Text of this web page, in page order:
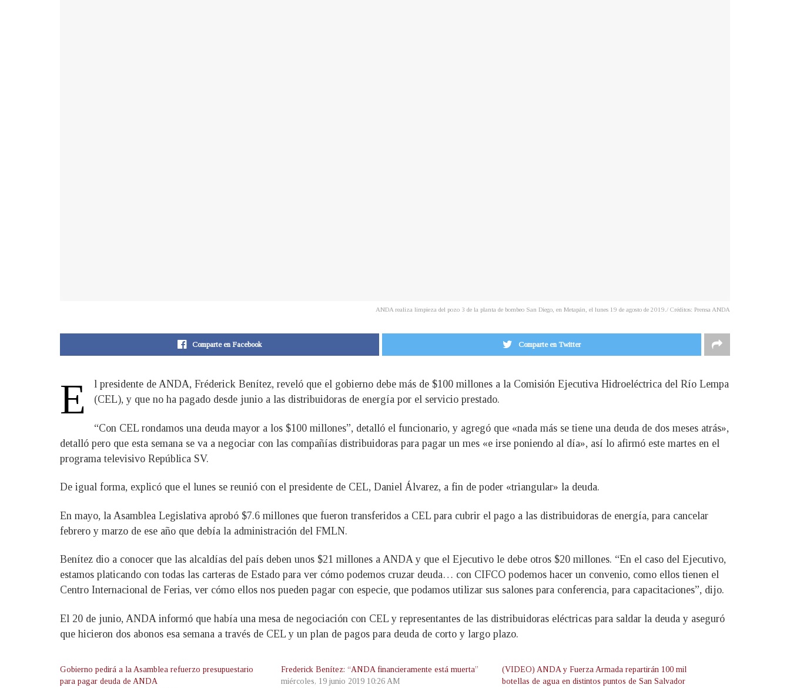
ANDA realiza limpieza del pozo 3 de la planta de bombeo San Diego, en Metapán, el lunes 19 de agosto de 2019./ Créditos: Prensa ANDA
Comparte en Facebook Comparte en Twitter
E
l presidente de ANDA, Fréderick Benítez, reveló que el gobierno debe más de $100 millones a la Comisión Ejecutiva Hidroeléctrica del Río Lempa
(CEL), y que no ha pagado desde junio a las distribuidoras de energía por el servicio prestado.
“Con CEL rondamos una deuda mayor a los $100 millones”, detalló el funcionario, y agregó que «nada más se tiene una deuda de dos meses atrás»,
detalló pero que esta semana se va a negociar con las compañías distribuidoras para pagar un mes «e irse poniendo al día», así lo afirmó este martes en el
programa televisivo República SV.
De igual forma, explicó que el lunes se reunió con el presidente de CEL, Daniel Álvarez, a fin de poder «triangular» la deuda.
En mayo, la Asamblea Legislativa aprobó $7.6 millones que fueron transferidos a CEL para cubrir el pago a las distribuidoras de energía, para cancelar
febrero y marzo de ese año que debía la administración del FMLN.
Benítez dio a conocer que las alcaldías del país deben unos $21 millones a ANDA y que el Ejecutivo le debe otros $20 millones. “En el caso del Ejecutivo,
estamos platicando con todas las carteras de Estado para ver cómo podemos cruzar deuda… con CIFCO podemos hacer un convenio, como ellos tienen el
Centro Internacional de Ferias, ver cómo ellos nos pueden pagar con especie, que podamos utilizar sus salones para conferencia, para capacitaciones”, dijo.
El 20 de junio, ANDA informó que había una mesa de negociación con CEL y representantes de las distribuidoras eléctricas para saldar la deuda y aseguró
que hicieron dos abonos esa semana a través de CEL y un plan de pagos para deuda de corto y largo plazo.
Gobierno pedirá a la Asamblea refuerzo presupuestario
para pagar deuda de ANDA
Frederick Benítez: “ANDA financieramente está muerta”
miércoles, 19 junio 2019 10:26 AM
(VIDEO) ANDA y Fuerza Armada repartirán 100 mil
botellas de agua en distintos puntos de San Salvador